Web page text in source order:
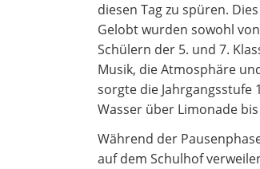
diesen Tag zu spüren.
Gelobt wurden sowohl
Schülern der 5. und 7.
Musik, die Atmosphäre
sorgte die
Wasser über Limonade
Während der
auf dem Schulhof